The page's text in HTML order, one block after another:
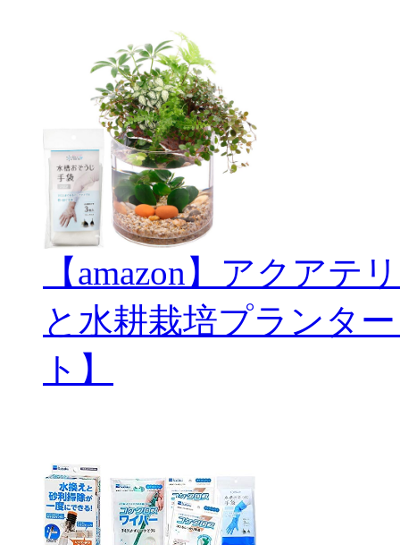
【amazon】アクアテ
と水耕栽培プランタ
ト】